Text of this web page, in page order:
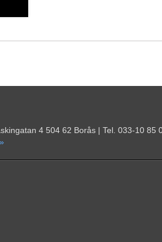
4 504 62 Borås | Tel. 033-10